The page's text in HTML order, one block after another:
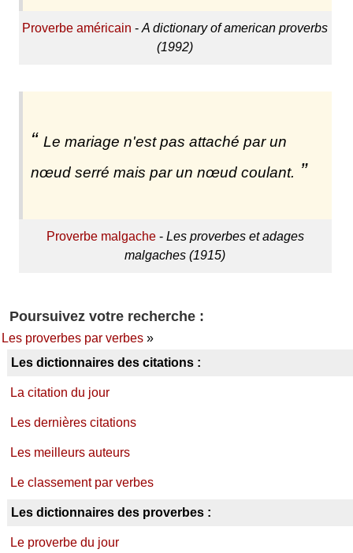
Proverbe américain -A dictionary of american proverbs
(1992)
Le mariage n'est pas attaché par un
nœud serré mais par un nœud coulant.
Proverbe malgache- Les proverbes et adages
malgaches (1915)
Poursuivez votre recherche :
Les proverbes par verbes»
Les dictionnaires des citations :
La citation du jour
Les dernières citations
Les meilleurs auteurs
Le classement par verbes
Les dictionnaires des proverbes :
Le proverbe du jour